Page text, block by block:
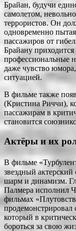
Брайан, будучи
самолетом,
террористов. Он
одновременно
пассажиров от
Брайану приходится
профессиональные
даже чувство
ситуацией.
В фильме также
(Кристина Риччи),
пассажирам в
становится
Актёры и их
В фильме
звездный
шарм и динамизм.
Палмера исполнил
фильмах
продемонстрировал
который в
бороться за свою